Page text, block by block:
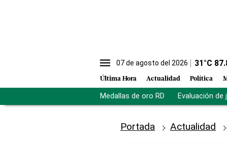
07 de agosto del 2026 31°C
Última Hora Actualidad Política
Medallas de oro RD Evaluación de
Portada Actualidad